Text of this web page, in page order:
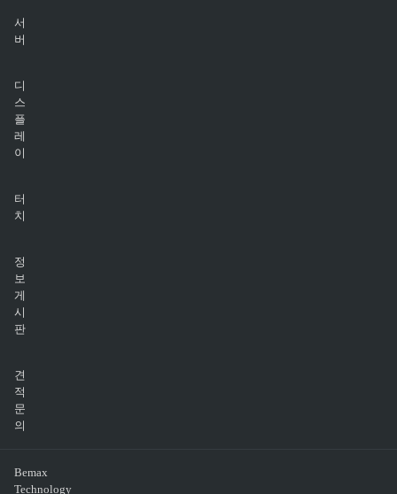
서
버
디
스
플
레
이
터
치
정
보
게
시
판
견
적
문
의
Bemax
Technology